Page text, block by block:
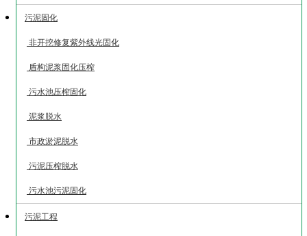
污泥固化
非开挖修复紫外线光固化
盾构泥浆固化压榨
污水池压榨固化
泥浆脱水
市政淤泥脱水
污泥压榨脱水
污水池污泥固化
污泥工程